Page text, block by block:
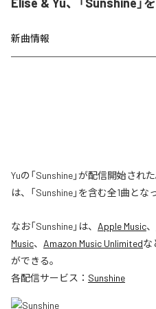
新曲情報
Yuの「Sunshine」が配信開始さ
は、「Sunshine」を含む全1曲とな
なお「Sunshine」は、 Apple Music、
Music、 Amazon Music Unlimitedな
ができる。
各配信サービス： Sunshine